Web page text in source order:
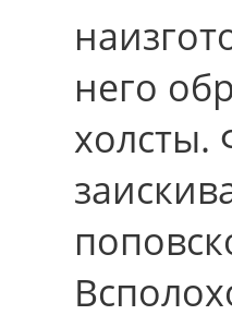
него
холсты.